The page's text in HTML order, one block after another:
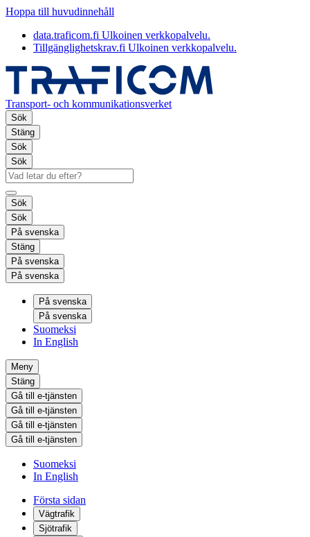
Hoppa till huvudinnehåll
data.traficom.fi Ulkoinen verkkopalvelu.
Tillgänglighetskrav.fi Ulkoinen verkkopalvelu.
Transport- och kommunikationsverket
Sök
Stäng
Sök
Sök
Sök
Sök
På svenska
Stäng
På svenska
På svenska
På svenska
På svenska
Suomeksi
In English
Meny
Stäng
Gå till e-tjänsten
Gå till e-tjänsten
Gå till e-tjänsten
Gå till e-tjänsten
Suomeksi
In English
Första sidan
Vägtrafik
Sjötrafik